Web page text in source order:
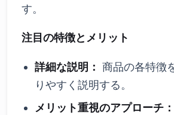
す。
注目の特徴とメリット
詳細な説明： 商品の各特徴
りやすく説明する。
メリット重視のアプローチ：